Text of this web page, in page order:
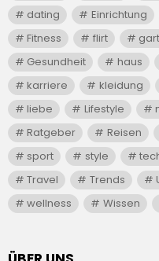
dating
Einrichtung
Fitness
flirt
Gesundheit
haus
karriere
kleidung
liebe
Lifestyle
Ratgeber
Reisen
sport
style
Travel
Trends
wellness
Wissen